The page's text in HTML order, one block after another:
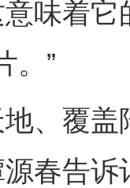
味着
。”
覆盖
春告